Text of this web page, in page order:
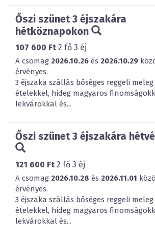
Őszi szünet 3 éjszakára
hétköznapokon
107 600 Ft 2 fő 3 éj
A csomag 2026.10.26 és 2026.10.29
érvényes.
3 éjszaka szállás bőséges reggeli meleg
ételekkel, hideg magyaros
lekvárokkal és...
Őszi szünet 3 éjszakára
121 600 Ft 2 fő 3 éj
A csomag 2026.10.28 és 2026.11.01
érvényes.
3 éjszaka szállás bőséges reggeli meleg
ételekkel, hideg magyaros
lekvárokkal és...